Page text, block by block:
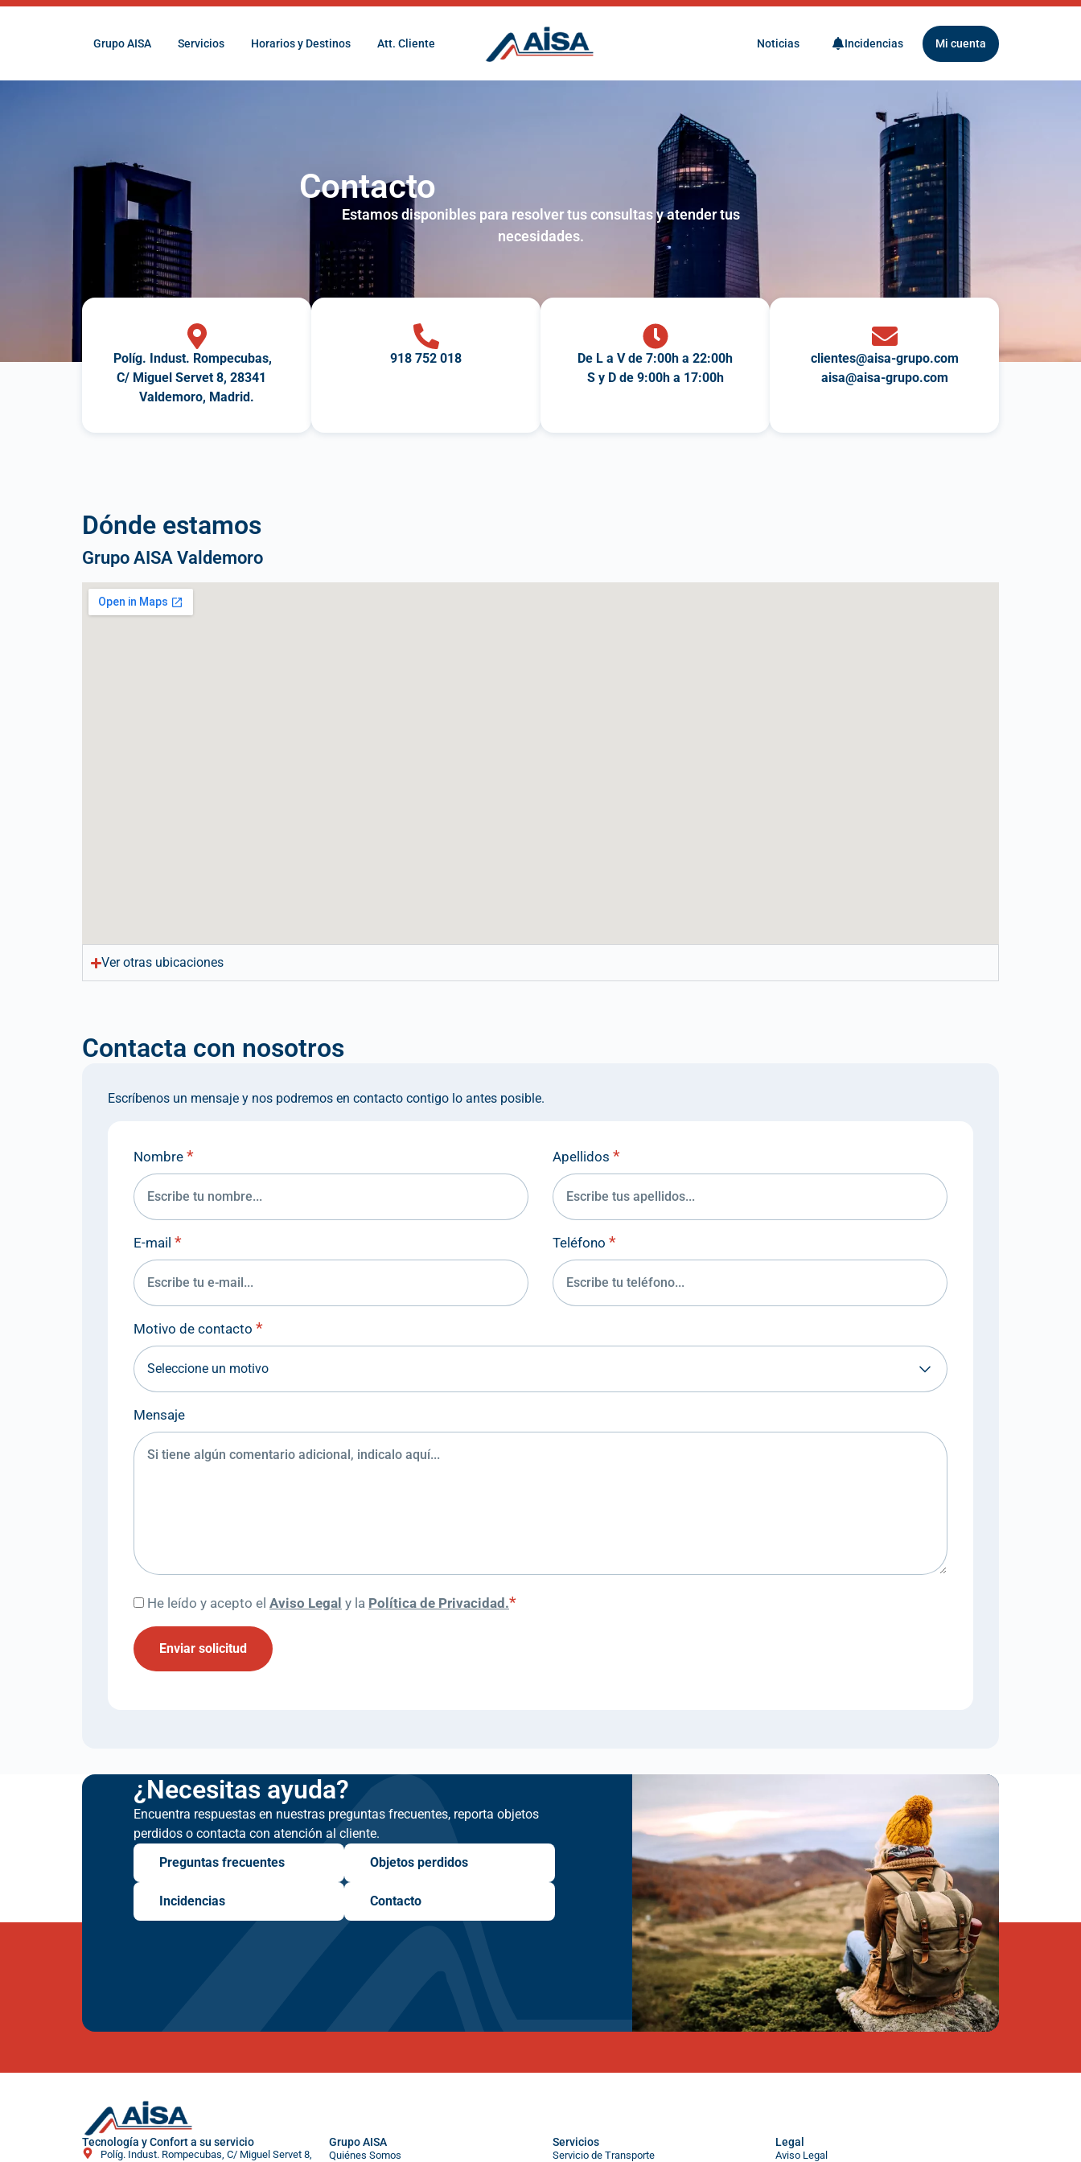
Grupo AISA Servicios Horarios y Destinos Att. Cliente Noticias Incidencias Mi cuenta
Contacto
Estamos disponibles para resolver tus consultas y atender tus
necesidades.
Políg. Indust. Rompecubas,
C/ Miguel Servet 8, 28341
Valdemoro, Madrid.
918 752 018
De L a V de 7:00h a 22:00h
S y D de 9:00h a 17:00h
clientes@aisa-grupo.com
aisa@aisa-grupo.com
Dónde estamos
Grupo AISA Valdemoro
Ver otras ubicaciones
Contacta con nosotros
Escríbenos un mensaje y nos podremos en contacto contigo lo antes posible.
Nombre * Apellidos *
E-mail * Teléfono *
Motivo de contacto *
Mensaje
He leído y acepto el Aviso Legal y la Política de Privacidad.*
Enviar solicitud
¿Necesitas ayuda?
Encuentra respuestas en nuestras preguntas frecuentes, reporta objetos
perdidos o contacta con atención al cliente.
Preguntas frecuentes
Objetos perdidos
Incidencias Contacto
Tecnología y Confort a su servicio
Políg. Indust. Rompecubas, C/ Miguel Servet 8,
Grupo AISA
Quiénes Somos
Servicios
Servicio de Transporte
Legal
Aviso Legal